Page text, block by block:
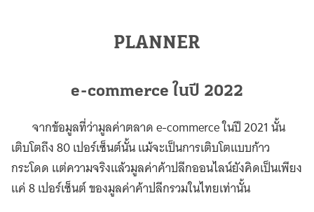
PLANNER
e-commerce ในปี 2022
จากข้อมูลที่ว่ามูลค่าตลาด e-commerce ในปี 2021 นั้น
เติบโตถึง 80 เปอร์เซ็นต์นั้น แม้จะเป็นการเติบโตแบบก้าว
กระโดด แต่ความจริงแล้วมูลค่าค้าปลีกออนไลน์ยังคิดเป็นเพียง
แค่ 8 เปอร์เซ็นต์ ของมูลค่าค้าปลีกรวมในไทยเท่านั้น